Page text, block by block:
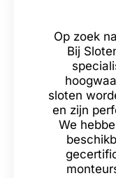
Op zoek
Bij
sloten
en zijn
We